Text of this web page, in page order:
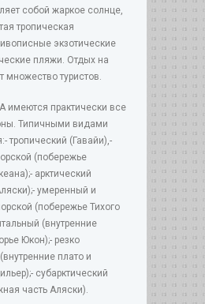
собой жаркое солнце,
тропическая
экзотические
пляжи. Отдых на
множество туристов.
имеются практически все
Типичными видами
тропический (Гавайи),-
(побережье
арктический
умеренный и
(побережье Тихого
(внутренние
Юкон);- резко
плато и
субарктический
часть Аляски).